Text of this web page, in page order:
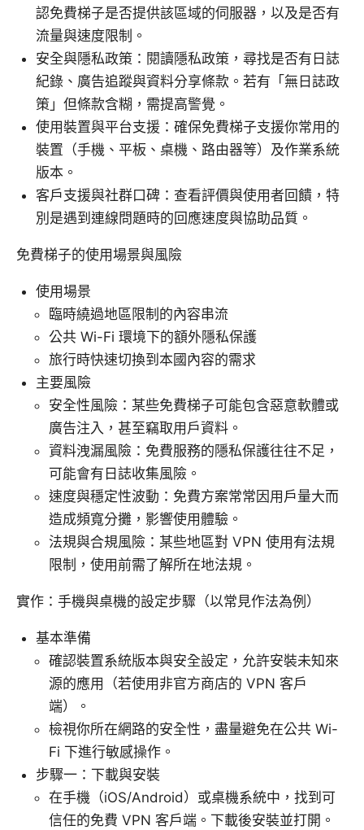
認免費梯子是否提供該區域的伺服器，以及是否有
流量與速度限制。
安全與隱私政策：閱讀隱私政策，尋找是否有日誌
紀錄、廣告追蹤與資料分享條款。若有「無日誌政
策」但條款含糊，需提高警覺。
使用裝置與平台支援：確保免費梯子支援你常用的
裝置（手機、平板、桌機、路由器等）及作業系統
版本。
客戶支援與社群口碑：查看評價與使用者回饋，特
別是遇到連線問題時的回應速度與協助品質。
免費梯子的使用場景與風險
使用場景
臨時繞過地區限制的內容串流
公共 Wi-Fi 環境下的額外隱私保護
旅行時快速切換到本國內容的需求
主要風險
安全性風險：某些免費梯子可能包含惡意軟體或
廣告注入，甚至竊取用戶資料。
資料洩漏風險：免費服務的隱私保護往往不足，
可能會有日誌收集風險。
速度與穩定性波動：免費方案常常因用戶量大而
造成頻寬分攤，影響使用體驗。
法規與合規風險：某些地區對 VPN 使用有法規
限制，使用前需了解所在地法規。
實作：手機與桌機的設定步驟（以常見作法為例）
基本準備
確認裝置系統版本與安全設定，允許安裝未知來
源的應用（若使用非官方商店的 VPN 客戶
端）。
檢視你所在網路的安全性，盡量避免在公共 Wi-
Fi 下進行敏感操作。
步驟一：下載與安裝
在手機（iOS/Android）或桌機系統中，找到可
信任的免費 VPN 客戶端。下載後安裝並打開。